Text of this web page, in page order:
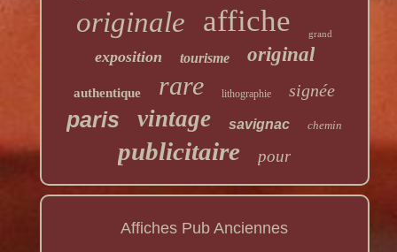
originale affiche grand
exposition tourisme original
authentique rare lithographie signée
paris vintage savignac chemin
publicitaire pour
Affiches Pub Anciennes